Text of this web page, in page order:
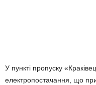
У пункті пропуску
електропостачання, що